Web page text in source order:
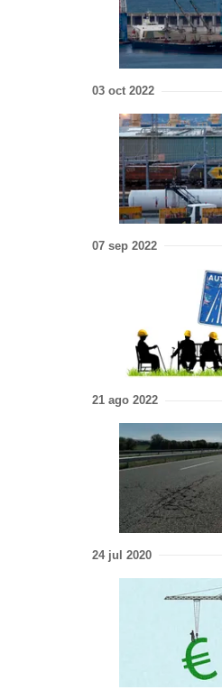
03 oct 2022
07 sep 2022
21 ago 2022
24 jul 2020